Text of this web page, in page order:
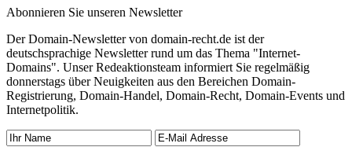
Abonnieren Sie unseren Newsletter
Der Domain-Newsletter von domain-recht.de ist der
deutschsprachige Newsletter rund um das Thema "Internet-
Domains". Unser Redeaktionsteam informiert Sie regelmäßig
donnerstags über Neuigkeiten aus den Bereichen Domain-
Registrierung, Domain-Handel, Domain-Recht, Domain-Events und
Internetpolitik.